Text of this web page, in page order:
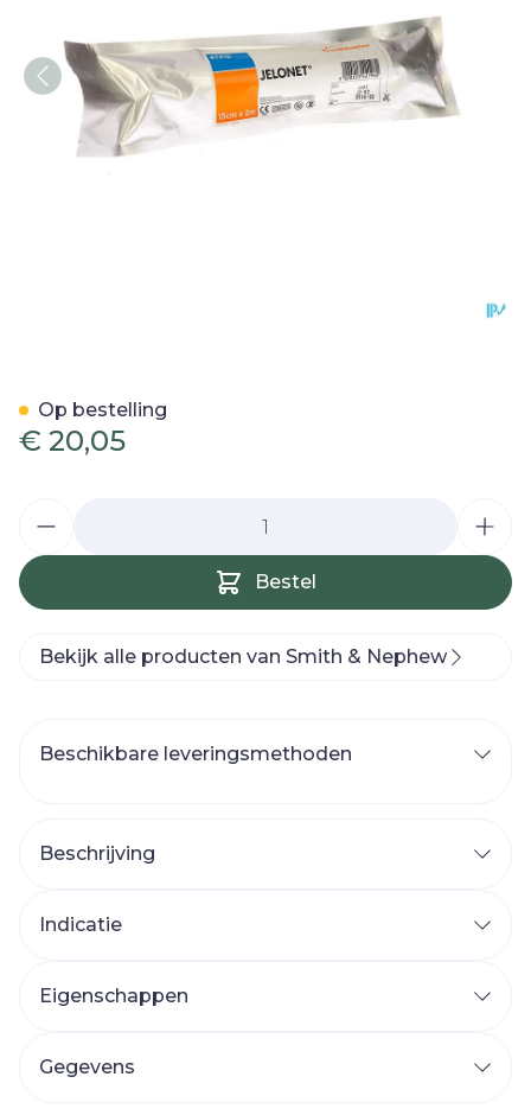
€ 20,05
Bestel
Op bestelling
Bekijk alle producten van Smith & Nephew
Beschikbare leveringsmethoden
Beschrijving
Indicatie
Eigenschappen
Gegevens